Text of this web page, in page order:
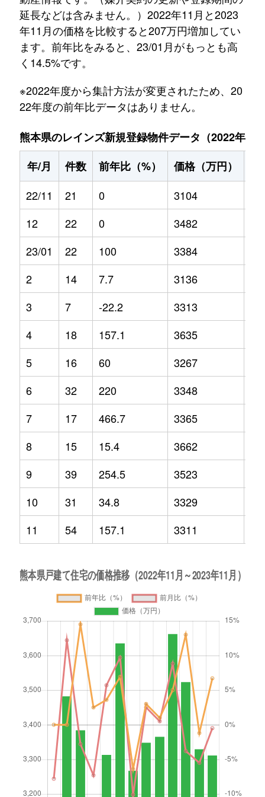
延長などは含みません。）2022年11月と2023
年11月の価格を比較すると207万円増加してい
ます。前年比をみると、23/01月がもっとも高
く14.5%です。
※2022年度から集計方法が変更されたため、20
22年度の前年比データはありません。
熊本県のレインズ新規登録物件データ（2022年11
年/月
件数 前年比（%） 価格（万円）
22/11
21 0 3104
12
22 0 3482
23/01
22 100 3384
2
14 7.7 3136
3
7 -22.2 3313
4
18 157.1 3635
5
16 60 3267
6
32 220 3348
7
17 466.7 3365
8
15 15.4 3662
9
39 254.5 3523
10
31 34.8 3329
11
54 157.1 3311